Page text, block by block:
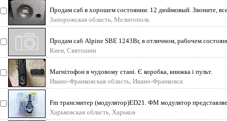
Продам саб в хорошем состоянии. 12 дюймовый. Звоните,
телефону.
Запорожская область, Мелитополь
Продам саб Alpine SBE 1243Br, в отличном, рабочем
или отдам
Киев, Святошин
Магнітофон в чудовому стані. Є коробка, книжка і пульт.
Ивано-Франковская область, Ивано-Франковск
Fm трансмитер (модулятор)ED21. ФМ модулятор
небольшой девайс,
Харьковская область, Харьков